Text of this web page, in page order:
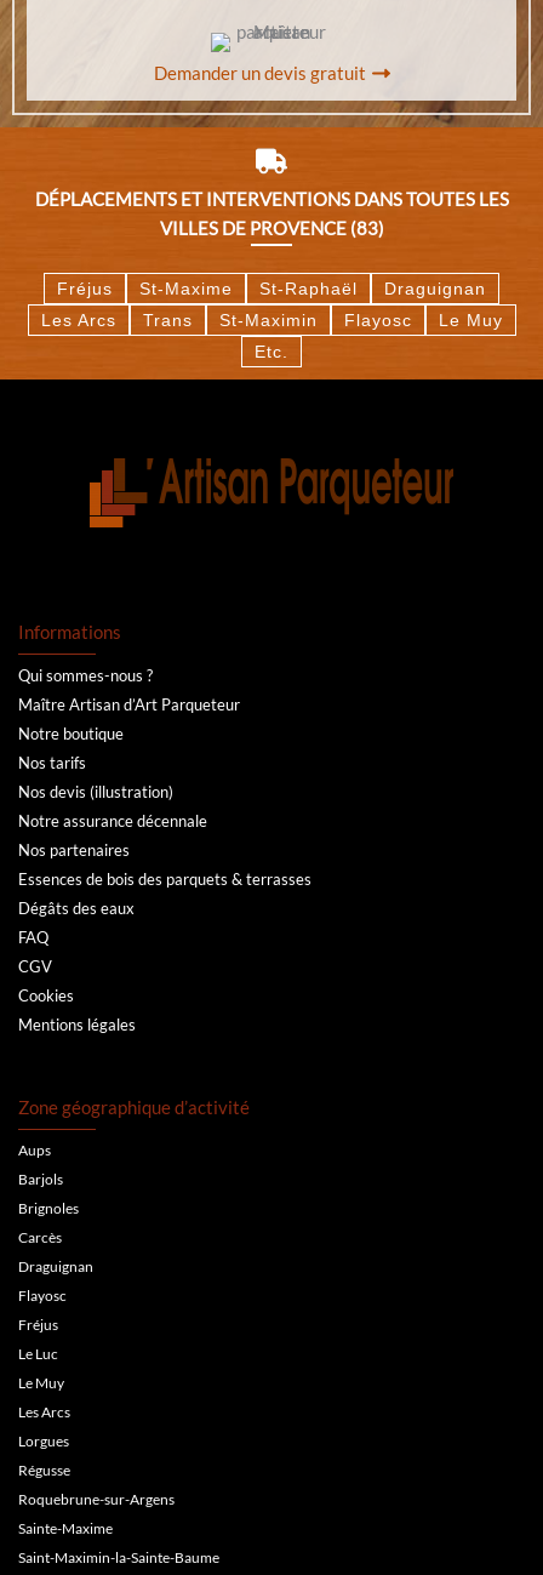
Demander un devis gratuit
DÉPLACEMENTS ET INTERVENTIONS DANS TOUTES LES
VILLES DE PROVENCE (83)
Fréjus St-Maxime St-Raphaël
Draguignan
Les Arcs
Trans St-Maximin Flayosc
Le Muy
Etc.
Informations
Qui sommes-nous ?
Maître Artisan d’Art Parqueteur
Notre boutique
Nos tarifs
Nos devis (illustration)
Notre assurance décennale
Nos partenaires
Essences de bois des parquets & terrasses
Dégâts des eaux
FAQ
CGV
Cookies
Mentions légales
Zone géographique d’activité
Aups
Barjols
Brignoles
Carcès
Draguignan
Flayosc
Fréjus
Le Luc
Le Muy
Les Arcs
Lorgues
Régusse
Roquebrune-sur-Argens
Sainte-Maxime
Saint-Maximin-la-Sainte-Baume